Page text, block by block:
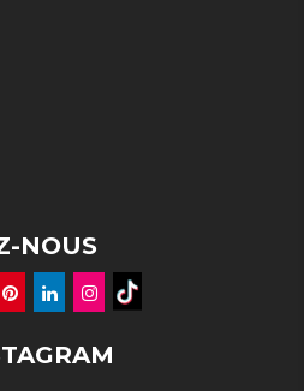
NOUS